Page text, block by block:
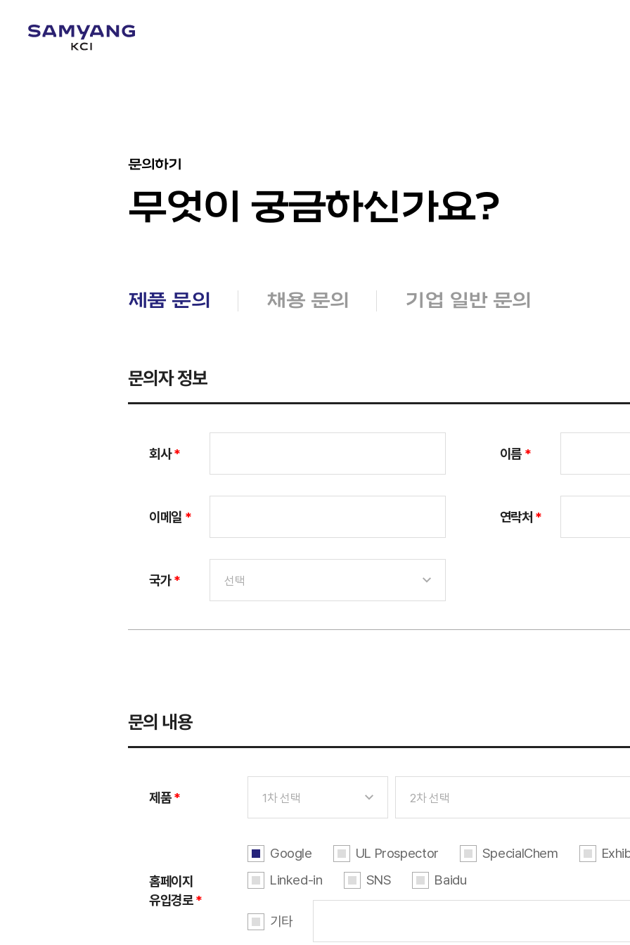
문의하기
무엇이 궁금하신가요?
제품 문의 채용 문의 기업 일반 문의
문의자 정보
회사 * 이름 *
이메일 * 연락처 *
국가 * 선택
문의 내용
제품 * 1차 선택 2차 선택
홈페이지
유입경로 *
Google UL Prospector SpecialChem
Linked-in
SNS Baidu
기타